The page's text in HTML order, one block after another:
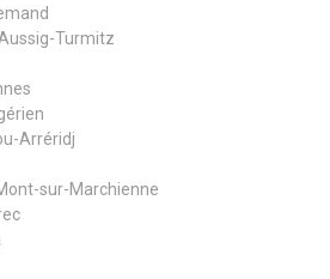
Turmitz
Arréridj
sur-Marchienne